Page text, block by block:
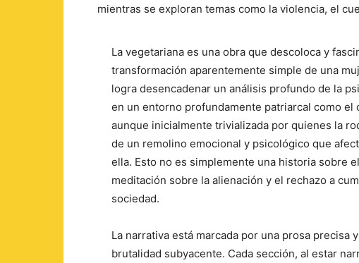
mientras se exploran temas como la violencia, el
La vegetariana es una obra que descoloca y
transformación aparentemente simple de una
logra desencadenar un análisis profundo de la
en un entorno profundamente patriarcal como el
aunque inicialmente trivializada por quienes la
de un remolino emocional y psicológico que
ella. Esto no es simplemente una historia sobre
meditación sobre la alienación y el rechazo a
sociedad.
La narrativa está marcada por una prosa precisa
brutalidad subyacente. Cada sección, al estar